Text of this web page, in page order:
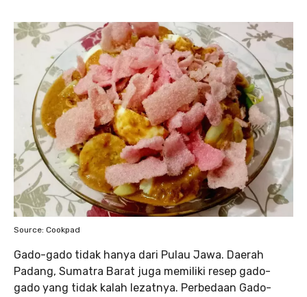
Source: Cookpad
Gado-gado tidak hanya dari Pulau Jawa. Daerah
Padang, Sumatra Barat juga memiliki resep gado-
gado yang tidak kalah lezatnya. Perbedaan Gado-